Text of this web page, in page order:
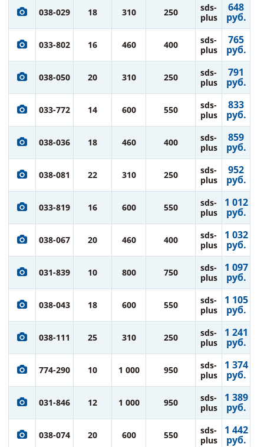
038-029 18 310 250
sds-
plus
648
руб.
033-802 16 460 400
sds-
plus
765
руб.
038-050 20 310 250
sds-
plus
791
руб.
033-772 14 600 550
sds-
plus
833
руб.
038-036 18 460 400
sds-
plus
859
руб.
038-081 22 310 250
sds-
plus
952
руб.
033-819 16 600 550
sds-
plus
1 012
руб.
038-067 20 460 400
sds-
plus
1 032
руб.
031-839 10 800 750
sds-
plus
1 097
руб.
038-043 18 600 550
sds-
plus
1 105
руб.
038-111 25 310 250
sds-
plus
1 241
руб.
774-290 10 1 000 950
sds-
plus
1 374
руб.
031-846 12 1 000 950
sds-
plus
1 389
руб.
038-074 20 600 550
sds-
plus
1 442
руб.